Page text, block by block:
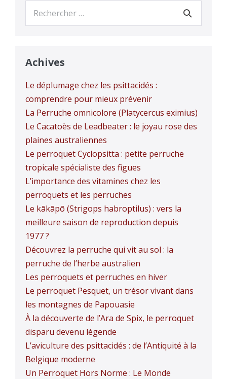
pour :
Achives
Le déplumage chez les psittacidés :
comprendre pour mieux prévenir
La Perruche omnicolore (Platycercus eximius)
Le Cacatoès de Leadbeater : le joyau rose des
plaines australiennes
Le perroquet Cyclopsitta : petite perruche
tropicale spécialiste des figues
L’importance des vitamines chez les
perroquets et les perruches
Le kākāpō (Strigops habroptilus) : vers la
meilleure saison de reproduction depuis
1977 ?
Découvrez la perruche qui vit au sol : la
perruche de l’herbe australien
Les perroquets et perruches en hiver
Le perroquet Pesquet, un trésor vivant dans
les montagnes de Papouasie
À la découverte de l’Ara de Spix, le perroquet
disparu devenu légende
L’aviculture des psittacidés : de l’Antiquité à la
Belgique moderne
Un Perroquet Hors Norme : Le Monde